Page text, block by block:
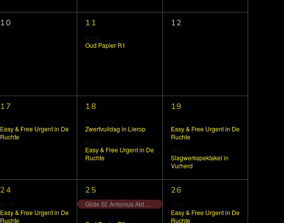
0
10
1
evenement,
11
09:00
Oud Papier R1
0
12
1
evenement,
17
20:15
Easy & Free Urgent in De
Ruchte
2
evenementen,
18
09:00 12:30
Zwerfvuildag in Lierop
20:15
Easy & Free Urgent in De
Ruchte
2
evenementen,
19
14:30
Easy & Free Urgent in De
Ruchte
15:00
Slagwerkspektakel in
Vurherd
1
evenement,
24
20:15
Easy & Free Urgent in De
Ruchte
3
evenementen,
25
09:00
1
evenement,
26
14:30
Easy & Free Urgent in De
Ruchte